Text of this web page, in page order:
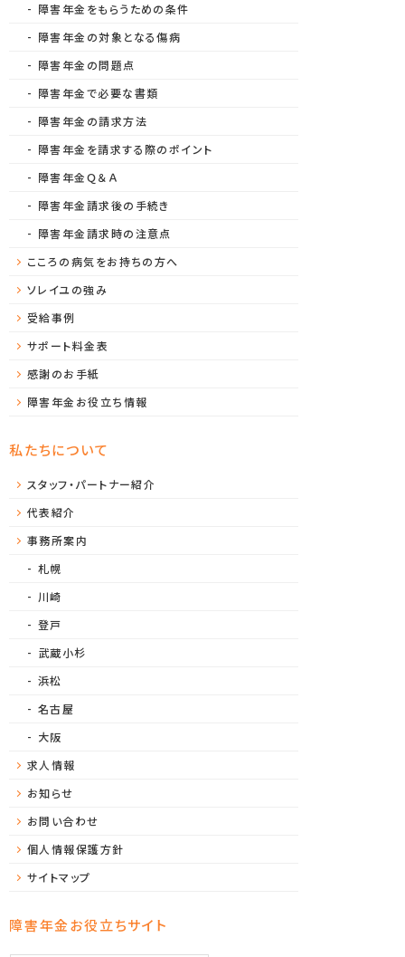
障害年金をもらうための条件
障害年金の対象となる傷病
障害年金の問題点
障害年金で必要な書類
障害年金の請求方法
障害年金を請求する際のポイント
障害年金Ｑ＆Ａ
障害年金請求後の手続き
障害年金請求時の注意点
こころの病気をお持ちの方へ
ソレイユの強み
受給事例
サポート料金表
感謝のお手紙
障害年金お役立ち情報
私たちについて
スタッフ・パートナー紹介
代表紹介
事務所案内
札幌
川崎
登戸
武蔵小杉
浜松
名古屋
大阪
求人情報
お知らせ
お問い合わせ
個人情報保護方針
サイトマップ
障害年金お役立ちサイト